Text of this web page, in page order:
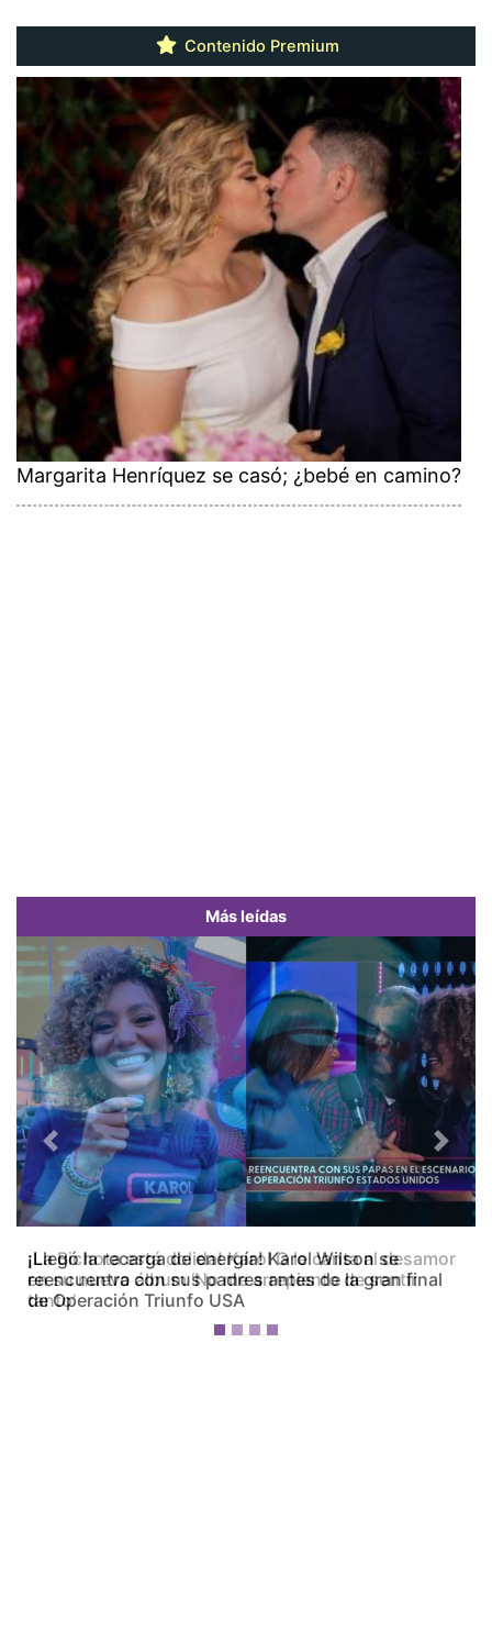
Contenido Premium
Margarita Henríquez se casó; ¿bebé en camino?
Más leídas
¡La Bichota está dolida! Karol G le canta al desamor
en su nuevo álbum ‘No me arrepiento de sentir
tanto’
Previous Next